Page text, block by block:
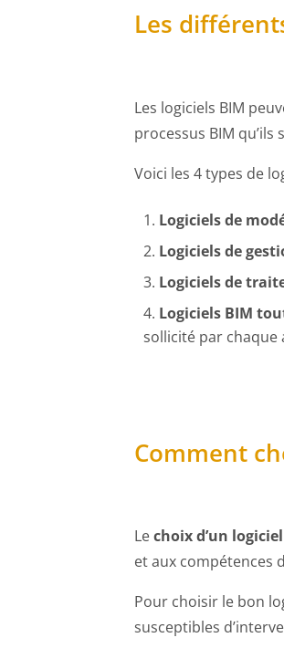
Les
Les logiciels BIM
processus BIM
Voici les 4 types de
Logiciels de
Logiciels de
Logiciels de
Logiciels BIM
sollicité par
Comment
Lechoix d’un
et aux compétences
Pour choisir le bon
susceptibles